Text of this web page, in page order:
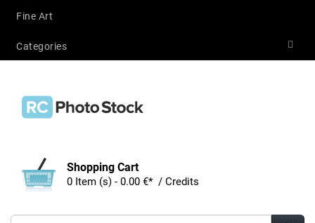
Fine Art
Categories
Shopping Cart
0 Item (s) - 0.00 €* / Credits